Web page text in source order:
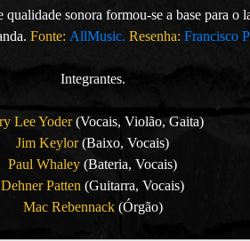
sonora formou-se a base para
Fonte: AllMusic. Resenha: Francisco
Integrantes.
Lee Yoder (Vocais, Violão, Gaita)
Jim Keylor (Baixo, Vocais)
Paul Whaley (Bateria, Vocais)
Dehner Patten (Guitarra, Vocais)
Mac Rebennack (Órgão)